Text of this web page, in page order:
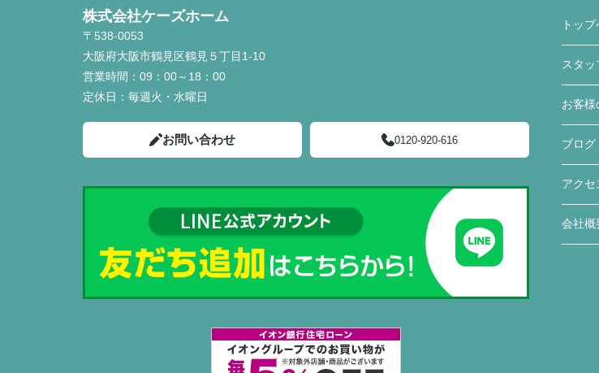
株式会社ケーズホーム
〒538-0053
大阪府大阪市鶴見区鶴見５丁目1-10
営業時間： 09：00～18：00
定休日： 毎週火・水曜日
お問い合わせ 0120-920-616
トッ
スタッ
お客様
ブログ
アクセ
会社概